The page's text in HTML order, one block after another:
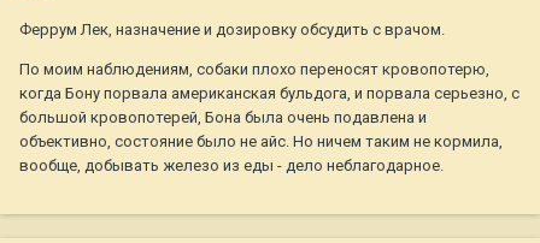
Феррум Лек, назначение и дозировку обсудить с врачом.
По моим наблюдениям, собаки плохо переносят кровопотерю,
когда Бону порвала американская бульдога, и порвала серьезно, с
большой кровопотерей, Бона была очень подавлена и
объективно, состояние было не айс. Но ничем таким не кормила,
вообще, добывать железо из еды - дело неблагодарное.